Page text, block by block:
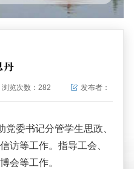
丹
浏览次数： 282 发布者：
委书记分管学生思政、
访等工作。 指导工会、
博会等工作。